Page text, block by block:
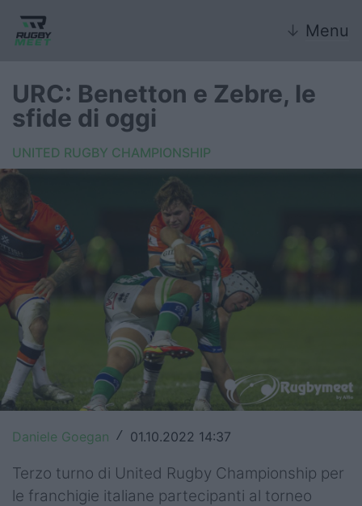
↓ Menu
Nazionali giovanili
Rugby Sevens
FIR
Internazionale
6 Nazioni
United Rugby Championship
Top14
Challenge Cup
URC: Benetton e Zebre, le
sfide di oggi
UNITED RUGBY CHAMPIONSHIP
Daniele Goegan / 01.10.2022 14:37
Terzo turno di United Rugby Championship per
le franchigie italiane partecipanti al torneo